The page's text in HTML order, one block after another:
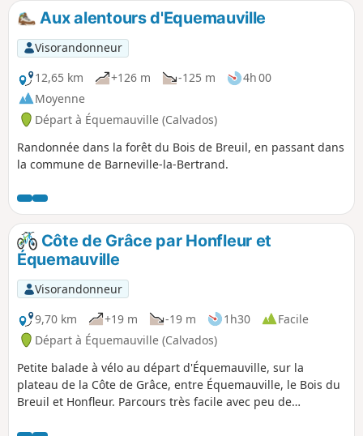
Aux alentours d'Equemauville
Visorandonneur
12,65 km
+126 m -125 m
4h 00
Moyenne
Départ à Équemauville (Calvados)
Randonnée dans la forêt du Bois de Breuil, en passant dans
la commune de Barneville-la-Bertrand.
Côte de Grâce par Honfleur et
Équemauville
Visorandonneur
9,70 km
+19 m -19 m 1h30
Facile
Départ à Équemauville (Calvados)
Petite balade à vélo au départ d'Équemauville, sur la
plateau de la Côte de Grâce, entre Équemauville, le Bois du
Breuil et Honfleur. Parcours très facile avec peu de